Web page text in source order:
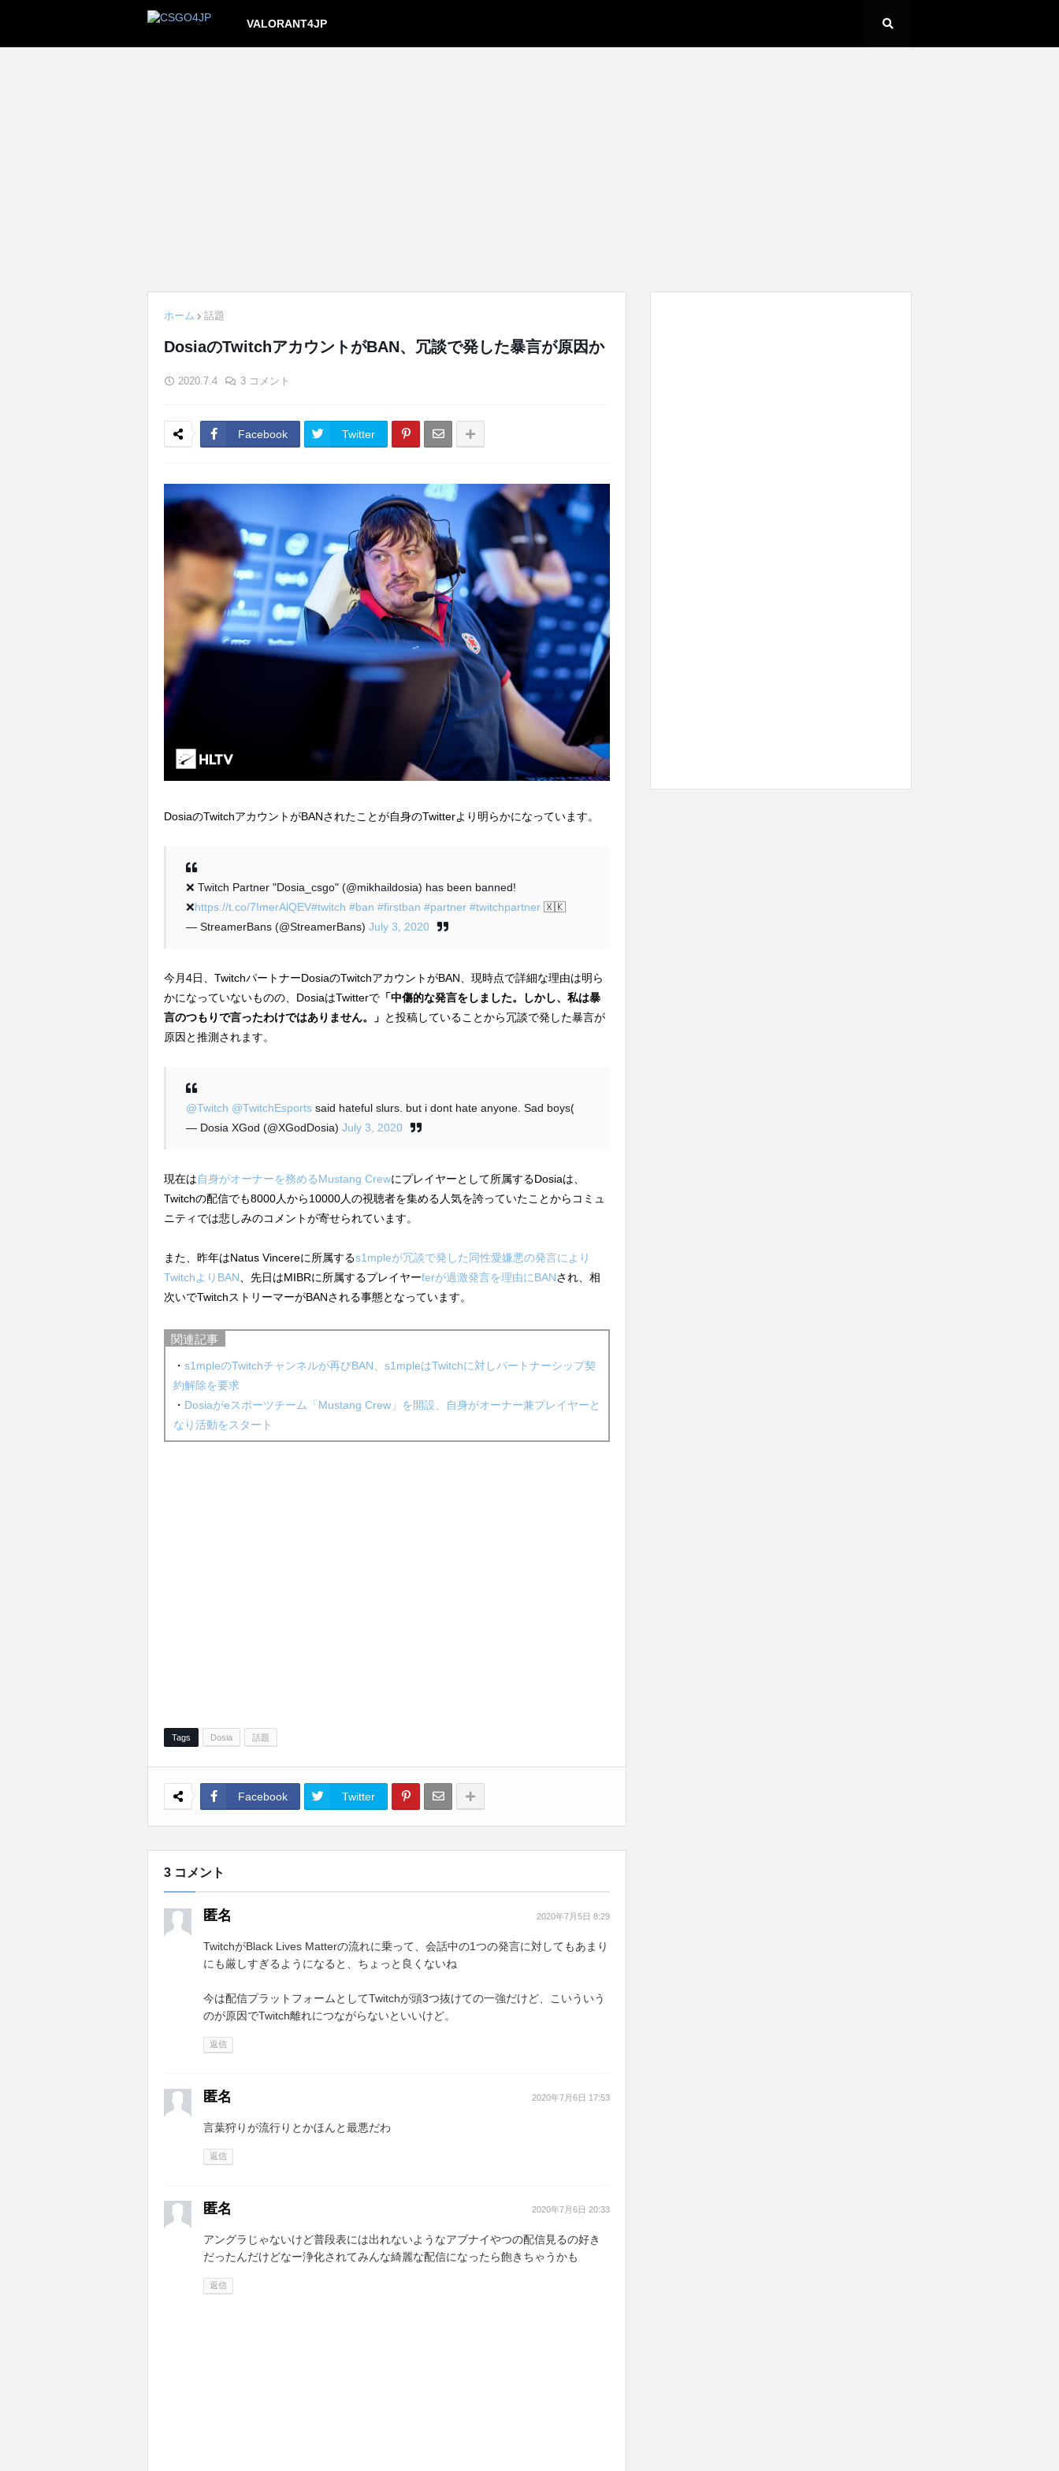
VALORANT4JP
ホーム 話題
DosiaのTwitchアカウントがBAN、冗談で発した暴言が原因か
2020.7.4 3 コメント
Facebook Twitter
DosiaのTwitchアカウントがBANされたことが自身のTwitterより明らかになっています。
❌ Twitch Partner "Dosia_csgo" (@mikhaildosia) has been banned!
❌https://t.co/7ImerAlQEV#twitch #ban #firstban #partner #twitchpartner 🇽🇰
— StreamerBans (@StreamerBans) July 3, 2020
今月4日、TwitchパートナーDosiaのTwitchアカウントがBAN、現時点で詳細な理由は明ら
かになっていないものの、DosiaはTwitterで 「中傷的な発言をしました。しかし、私は暴
言のつもりで言ったわけではありません。」 と投稿していることから冗談で発した暴言が
原因と推測されます。
@Twitch @TwitchEsports said hateful slurs. but i dont hate anyone. Sad boys(
— Dosia XGod (@XGodDosia) July 3, 2020
現在は自身がオーナーを務めるMustang Crewにプレイヤーとして所属するDosiaは、
Twitchの配信でも8000人から10000人の視聴者を集める人気を誇っていたことからコミュ
ニティでは悲しみのコメントが寄せられています。
また、昨年はNatus Vincereに所属するs1mpleが冗談で発した同性愛嫌悪の発言により
TwitchよりBAN 、先日はMIBRに所属するプレイヤーferが過激発言を理由にBANされ、相
次いでTwitchストリーマーがBANされる事態となっています。
関連記事
・ s1mpleのTwitchチャンネルが再びBAN、s1mpleはTwitchに対しパートナーシップ契
約解除を要求
・ Dosiaがeスポーツチーム「Mustang Crew」を開設、自身がオーナー兼プレイヤーと
なり活動をスタート
Tags Dosia 話題
Facebook Twitter
3 コメント
匿名 2020年7月5日 8:29
TwitchがBlack Lives Matterの流れに乗って、会話中の1つの発言に対してもあまり
にも厳しすぎるようになると、ちょっと良くないね
今は配信プラットフォームとしてTwitchが頭3つ抜けての一強だけど、こいういう
のが原因でTwitch離れにつながらないといいけど。
返信
匿名 2020年7月6日 17:53
言葉狩りが流行りとかほんと最悪だわ
返信
匿名 2020年7月6日 20:33
アングラじゃないけど普段表には出れないようなアブナイやつの配信見るの好き
だったんだけどなー浄化されてみんな綺麗な配信になったら飽きちゃうかも
返信